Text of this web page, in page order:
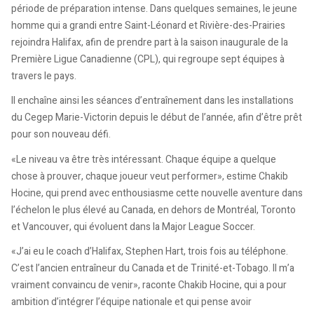
période de préparation intense. Dans quelques semaines, le jeune
homme qui a grandi entre Saint-Léonard et Rivière-des-Prairies
rejoindra Halifax, afin de prendre part à la saison inaugurale de la
Première Ligue Canadienne (CPL), qui regroupe sept équipes à
travers le pays.
Il enchaîne ainsi les séances d’entraînement dans les installations
du Cegep Marie-Victorin depuis le début de l’année, afin d’être prêt
pour son nouveau défi.
«Le niveau va être très intéressant. Chaque équipe a quelque
chose à prouver, chaque joueur veut performer», estime Chakib
Hocine, qui prend avec enthousiasme cette nouvelle aventure dans
l’échelon le plus élevé au Canada, en dehors de Montréal, Toronto
et Vancouver, qui évoluent dans la Major League Soccer.
«J’ai eu le coach d’Halifax, Stephen Hart, trois fois au téléphone.
C’est l’ancien entraîneur du Canada et de Trinité-et-Tobago. Il m’a
vraiment convaincu de venir», raconte Chakib Hocine, qui a pour
ambition d’intégrer l’équipe nationale et qui pense avoir